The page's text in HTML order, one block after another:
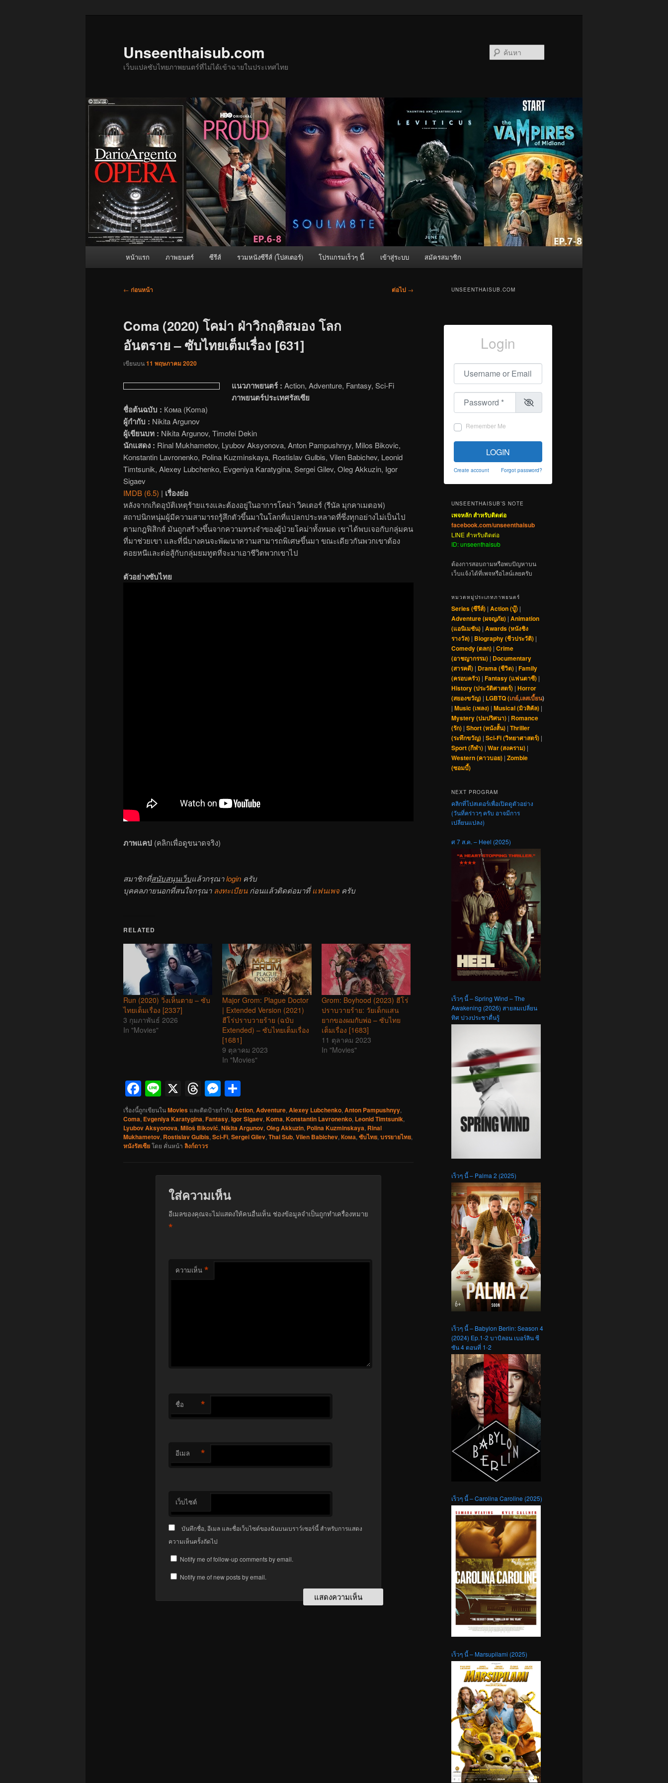
Unseenthaisub.com
เว็บแปลซับไทยภาพยนตร์ที่ไม่ได้เข้าฉายในประเทศไทย
หน้าแรก ภาพยนตร์ ซีรีส์ รวมหนังซีรีส์ (โปสเตอร์) โปรแกรมเร็วๆ นี้ เข้าสู่ระบบ สมัครสมาชิก
เมนู
← ก่อนหน้า ต่อไป →
Coma (2020) โคม่า ฝ่าวิกฤติสมอง โลก
อันตราย – ซับไทยเต็มเรื่อง [631]
เขียนบน11 พฤษภาคม 2020
แนวภาพยนตร์ : Action, Adventure, Fantasy, Sci-Fi
ภาพยนตร์ประเทศรัสเซีย
ชื่อต้นฉบับ : Кома (Koma)
ผู้กำกับ : Nikita Argunov
ผู้เขียนบท : Nikita Argunov, Timofei Dekin
นักแสดง : Rinal Mukhametov, Lyubov Aksyonova, Anton Pampushnyy, Milos Bikovic,
Konstantin Lavronenko, Polina Kuzminskaya, Rostislav Gulbis, Vilen Babichev, Leonid
Timtsunik, Alexey Lubchenko, Evgeniya Karatygina, Sergei Gilev, Oleg Akkuzin, Igor
Sigaev
IMDB (6.5) | เรื่องย่อ
หลังจากเกิดอุบัติเหตุร้ายแรงและต้องอยู่ในอาการโคม่า วิคเตอร์ (รีนัล มุกคาเมตอฟ)
สถาปนิกหนุ่มผู้มีความสามารถรู้สึกตัวขึ้นมาในโลกที่แปลกประหลาดที่ซึ่งทุกอย่างไม่เป็นไป
ตามกฎฟิสิกส์ มันถูกสร้างขึ้นจากความทรงจำของผู้ป่วยโคม่าทั้งหมด เขาได้พบเจอกับกลุ่มคน
ที่มาช่วยเขา และที่นี่บางคนจะพัฒนาความสามารถพิเศษขึ้นมา ขณะเดียวกันพวกเขาต้อง
คอยหนีและต่อสู้กับกลุ่มยมทูตที่จะมาเอาชีวิตพวกเขาไป
ตัวอย่างซับไทย
ภาพแคป (คลิกเพื่อดูขนาดจริง)
สมาชิกที่สนับสนุนเว็บแล้วกรุณาlogin ครับ
บุคคลภายนอกที่สนใจกรุณา ลงทะเบียนก่อนแล้วติดต่อมาที่แฟนเพจ ครับ
RELATED
Run (2020) วิ่งเห็นตาย – ซับ
ไทยเต็มเรื่อง [2337]
3 กุมภาพันธ์ 2026
In "Movies"
Major Grom: Plague Doctor
| Extended Version (2021)
ฮีโร่ปราบวายร้าย (ฉบับ
Extended) – ซับไทยเต็มเรื่อง
[1681]
9 ตุลาคม 2023
In "Movies"
Grom: Boyhood (2023) ฮีโร่
ปราบวายร้าย: วัยเด็กแสน
ยากของผมกับพ่อ – ซับไทย
เต็มเรื่อง [1683]
11 ตุลาคม 2023
In "Movies"
Facebook
Line
X Threads
Messenger
เรื่องนี้ถูกเขียนในMovies และติดป้ายกำกับ Action, Adventure, Alexey Lubchenko, Anton Pampushnyy,
Coma, Evgeniya Karatygina, Fantasy, Igor Sigaev, Koma, Konstantin Lavronenko, Leonid Timtsunik,
Lyubov Aksyonova, Miloš Biković, Nikita Argunov, Oleg Akkuzin, Polina Kuzminskaya, Rinal
Mukhametov, Rostislav Gulbis, Sci-Fi, Sergei Gilev, Thai Sub, Vilen Babichev, Кома, ซับไทย, บรรยายไทย,
หนังรัสเซียโดย คั่นหน้า ลิงก์ถาวร
ใส่ความเห็น
อีเมลของคุณจะไม่แสดงให้คนอื่นเห็น ช่องข้อมูลจำเป็นถูกทำเครื่องหมาย
*
ความเห็น *
ชื่อ *
อีเมล *
เว็บไซต์
บันทึกชื่อ, อีเมล และชื่อเว็บไซต์ของฉันบนเบราว์เซอร์นี้ สำหรับการแสดง
ความเห็นครั้งถัดไป
Notify me of follow-up comments by email.
Notify me of new posts by email.
UNSEENTHAISUB.COM
Login
Username or Email
Password
Remember Me
LOGIN
Create account Forgot password?
UNSEENTHAISUB’S NOTE
เพจหลัก สำหรับติดต่อ
facebook.com/unseenthaisub
LINE สำหรับติดต่อ
ID: unseenthaisub
ต้องการสอบถามหรือพบปัญหาบน
เว็บแจ้งได้ที่เพจหรือไลน์เลยครับ
หมวดหมู่ประเภทภาพยนตร์
Series (ซีรีส์) | Action (บู๊) |
Adventure (ผจญภัย) | Animation
(แอนิเมชัน) | Awards (หนังชิง
รางวัล) | Biography (ชีวประวัติ) |
Comedy (ตลก) | Crime
(อาชญากรรม) | Documentary
(สารคดี) | Drama (ชีวิต) | Family
(ครอบครัว) | Fantasy (แฟนตาซี) |
History (ประวัติศาสตร์) | Horror
(สยองขวัญ) | LGBTQ (เกย์,เลสเบี้ยน)
| Music (เพลง) | Musical (มิวสิคัล) |
Mystery (ปมปริศนา) | Romance
(รัก) | Short (หนังสั้น) | Thriller
(ระทึกขวัญ) | Sci-Fi (วิทยาศาสตร์) |
Sport (กีฬา) | War (สงคราม) |
Western (คาวบอย) | Zombie
(ซอมบี้)
NEXT PROGRAM
คลิกที่โปสเตอร์เพื่อเปิดดูตัวอย่าง
(วันที่คร่าวๆ ครับ อาจมีการ
เปลี่ยนแปลง)
ศ 7 ส.ค. – Heel (2025)
เร็วๆ นี้ – Spring Wind – The
Awakening (2026) สายลมเปลี่ยน
ทิศ ปวงประชาตื่นรู้
เร็วๆ นี้ – Palma 2 (2025)
เร็วๆ นี้ – Babylon Berlin: Season 4
(2024) Ep.1-2 บาบิลอน เบอร์ลิน ซี
ซัน 4 ตอนที่ 1-2
เร็วๆ นี้ – Carolina Caroline (2025)
เร็วๆ นี้ – Marsupilami (2025)